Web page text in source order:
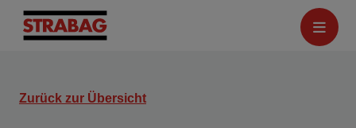
Zurück zur Übersicht